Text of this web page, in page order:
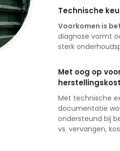
Technische
Voorkomen is
diagnose vormt
sterk
Met oog op
Met technische
documentatie
ondersteund bij
vs. vervangen,